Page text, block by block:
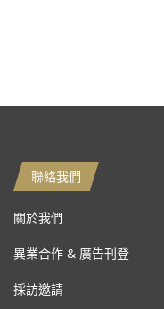
聯絡我們
關於我們
異業合作 & 廣告刊登
採訪邀請